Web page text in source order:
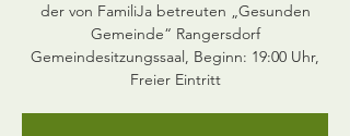
der von FamiliJa betreuten „Gesunden
Gemeinde“ Rangersdorf
Gemeindesitzungssaal, Beginn: 19:00 Uhr,
Freier Eintritt